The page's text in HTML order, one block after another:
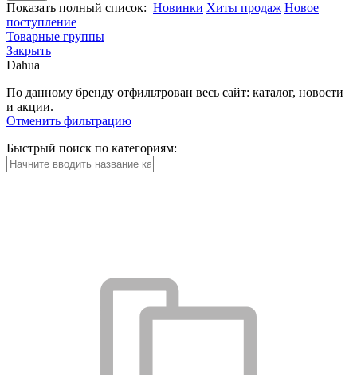
Показать полный список: Новинки Хиты продаж Новое
поступление
Товарные группы
Закрыть
Dahua
По данному бренду отфильтрован весь сайт: каталог, новости
и акции.
Отменить фильтрацию
Быстрый поиск по категориям: